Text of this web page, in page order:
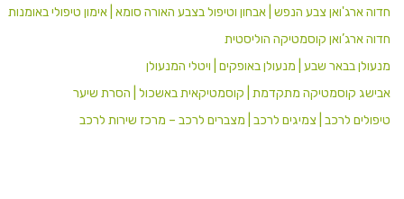
חדוה ארג'ואן צבע הנפש | אבחון וטיפול בצבע האורה סומא | אימון טיפולי באומנות
חדוה ארג’ואן קוסמטיקה הוליסטית
מנעולן בבאר שבע | מנעולן באופקים | ויטלי המנעולן
אבישג קוסמטיקה מתקדמת | קוסמטיקאית באשכול | הסרת שיער
טיפולים לרכב | צמיגים לרכב | מצברים לרכב – מרכז שירות לרכב